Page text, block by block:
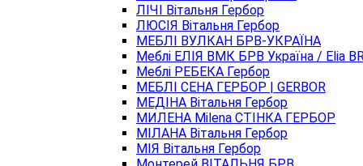
ЛІЧІ Вітальня Гербор
ЛЮСІЯ Вітальня Гербор
МЕБЛІ ВУЛКАН БРВ-УКРАЇНА
Меблі ЕЛІЯ ВМК БРВ Україна / Elia
Меблі РЕБЕКА Гербор
МЕБЛІ СЕНА ГЕРБОР | GERBOR
МЕДІНА Вітальня Гербор
МИЛЕНА Milena СТІНКА ГЕРБОР
МІЛАНА Вітальня Гербор
МІЯ Вітальня Гербор